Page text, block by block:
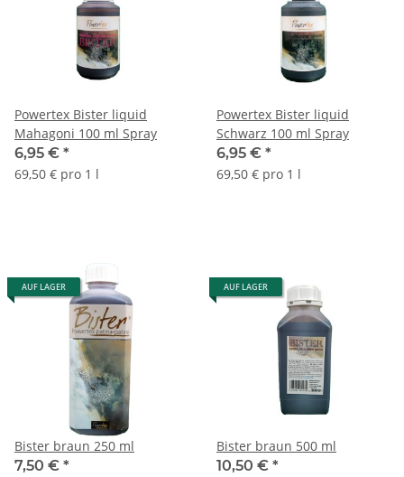
Powertex Bister liquid
Mahagoni 100 ml Spray
6,95 € *
69,50 € pro 1 l
Powertex Bister liquid
Schwarz 100 ml Spray
6,95 € *
69,50 € pro 1 l
AUF LAGER
Bister braun 250 ml
7,50 € *
AUF LAGER
Bister braun 500 ml
10,50 € *